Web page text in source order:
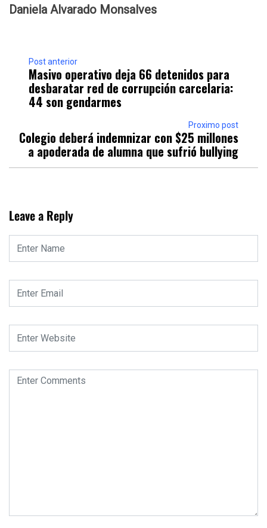
Daniela Alvarado Monsalves
Post anterior
Masivo operativo deja 66 detenidos para
desbaratar red de corrupción carcelaria:
44 son gendarmes
Proximo post
Colegio deberá indemnizar con $25 millones
a apoderada de alumna que sufrió bullying
Leave a Reply